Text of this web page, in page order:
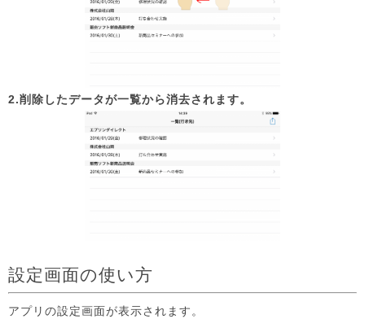
2.削除したデータが一覧から消去されます。
設定画面の使い方
アプリの設定画面が表示されます。